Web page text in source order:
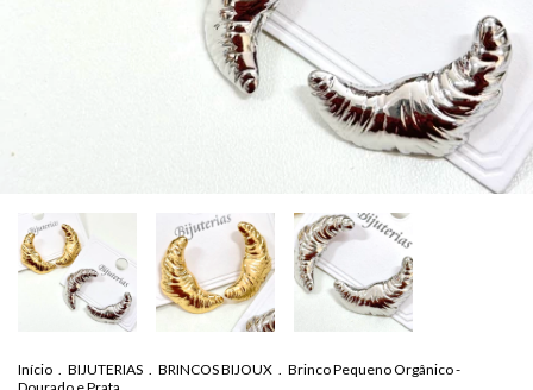
Início . BIJUTERIAS . BRINCOS BIJOUX . Brinco Pequeno Orgânico -